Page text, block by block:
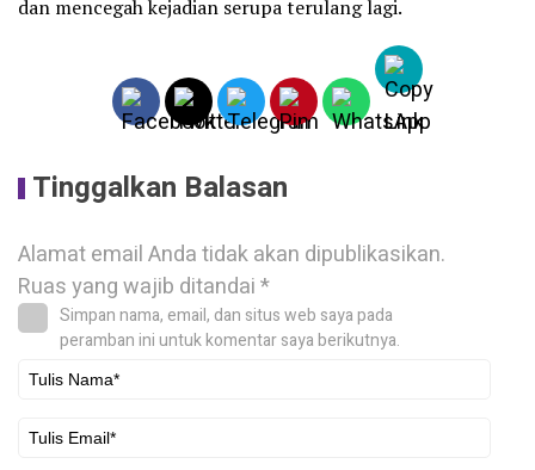
dan mencegah kejadian serupa terulang lagi.
Tinggalkan Balasan
Alamat email Anda tidak akan dipublikasikan.
Ruas yang wajib ditandai*
Simpan nama, email, dan situs web saya pada
peramban ini untuk komentar saya berikutnya.